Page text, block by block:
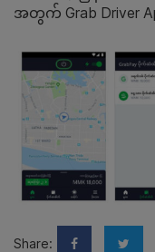
အတွက် Grab Driver
Share: